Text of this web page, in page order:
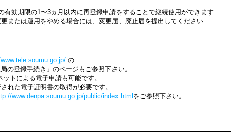
効期限の1〜3ヵ月以内に再登録申請をすることで継続使用ができます
または運用をやめる場合には、変更届、廃止届を提出してください
の
の登録手続き」のページもご参照下さい。
トによる電子申請も可能です。
れた電子証明書の取得が必要です。
www.denpa.soumu.go.jp/public/index.html をご参照下さい。